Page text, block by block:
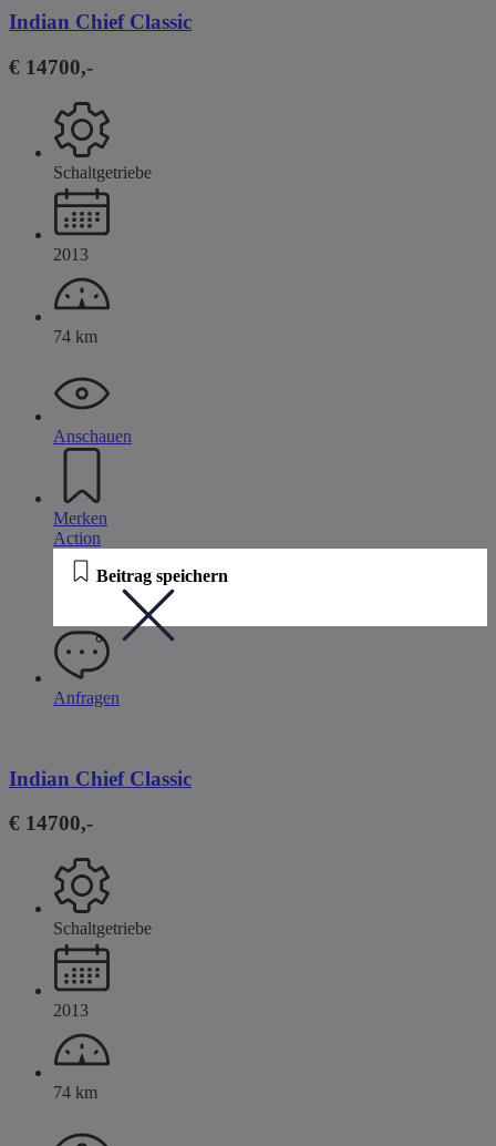
Indian Chief Classic
€ 14700,-
Schaltgetriebe
2013
74 km
Anschauen
Merken
Action
Beitrag speichern
Anfragen
Indian Chief Classic
€ 14700,-
Schaltgetriebe
2013
74 km